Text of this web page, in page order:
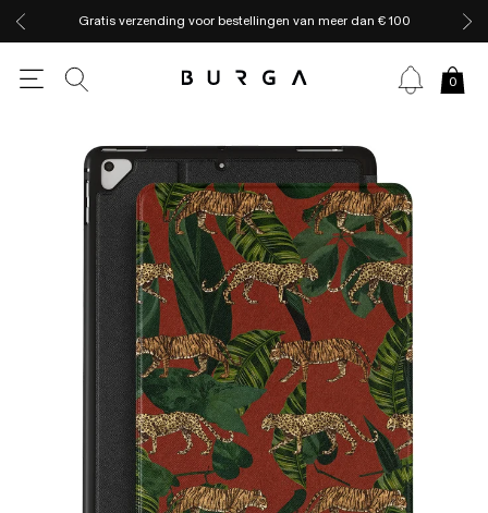
Gratis verzending voor bestellingen van meer dan € 100
0